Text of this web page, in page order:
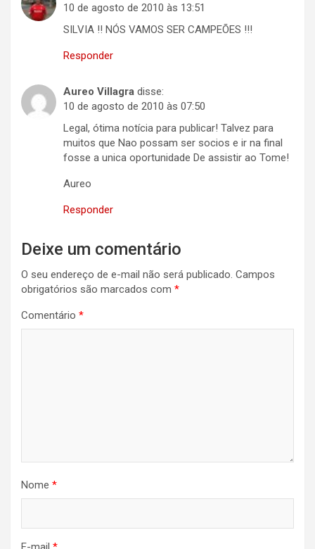
10 de agosto de 2010 às 13:51
SILVIA !! NÓS VAMOS SER CAMPEÕES !!!
Responder
Aureo Villagra disse:
10 de agosto de 2010 às 07:50
Legal, ótima notícia para publicar! Talvez para
muitos que Nao possam ser socios e ir na final
fosse a unica oportunidade De assistir ao Tome!
Aureo
Responder
Deixe um comentário
O seu endereço de e-mail não será publicado. Campos
obrigatórios são marcados com *
Comentário *
Nome *